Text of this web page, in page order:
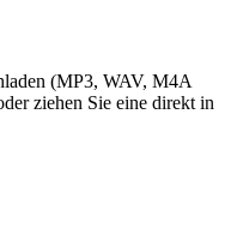
(MP3, WAV, M4A
ziehen Sie eine direkt in